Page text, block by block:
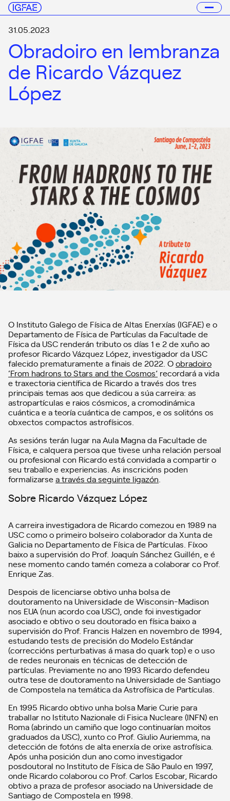
31.05.2023
Obradoiro en lembranza
de Ricardo Vázquez
López
O Instituto Galego de Física de Altas Enerxías (IGFAE) e o
Departamento de Física de Partículas da Facultade de
Física da USC renderán tributo os días 1 e 2 de xuño ao
profesor Ricardo Vázquez López, investigador da USC
falecido prematuramente a finais de 2022. Oobradoiro
‘From hadrons to Stars and the Cosmos’ recordará a vida
e traxectoria científica de Ricardo a través dos tres
principais temas aos que dedicou a súa carreira: as
astropartículas e raios cósmicos, a cromodinámica
cuántica e a teoría cuántica de campos, e os solitóns os
obxectos compactos astrofísicos.
As sesións terán lugar na Aula Magna da Facultade de
Física, e calquera persoa que tivese unha relación persoal
ou profesional con Ricardo está convidada a compartir o
seu traballo e experiencias. As inscricións poden
formalizarsea través da seguinte ligazón
Sobre Ricardo Vázquez López
A carreira investigadora de Ricardo comezou en 1989 na
USC como o primeiro bolseiro colaborador da Xunta de
Galicia no Departamento de Física de Partículas. Fíxoo
baixo a supervisión do Prof. Joaquín Sánchez Guillén, e é
nese momento cando tamén comeza a colaborar co Prof.
Enrique Zas.
Despois de licenciarse obtivo unha bolsa de
doutoramento na Universidade de Wisconsin-Madison
nos EUA (nun acordo coa USC), onde foi investigador
asociado e obtivo o seu doutorado en física baixo a
supervisión do Prof. Francis Halzen en novembro de 1994,
estudando tests de precisión do Modelo Estándar
(correccións perturbativas á masa do quark top) e o uso
de redes neuronais en técnicas de detección de
partículas. Previamente no ano 1993 Ricardo defendeu
outra tese de doutoramento na Universidade de Santiago
de Compostela na temática da Astrofísica de Partículas.
En 1995 Ricardo obtivo unha bolsa Marie Curie para
traballar no Istituto Nazionale di Fisica Nucleare (INFN) en
Roma (abrindo un camiño que logo continuarían moitos
graduados da USC), xunto co Prof. Giulio Auriemma, na
detección de fotóns de alta enerxía de orixe astrofísica.
Após unha posición dun ano como investigador
posdoutoral no Instituto de Física de São Paulo en 1997,
onde Ricardo colaborou co Prof. Carlos Escobar, Ricardo
obtivo a praza de profesor asociado na Universidade de
Santiago de Compostela en 1998.